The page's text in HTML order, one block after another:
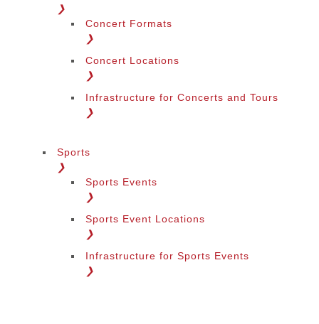
❯
Concert Formats
❯
Concert Locations
❯
Infrastructure for Concerts and Tours
❯
Sports
❯
Sports Events
❯
Sports Event Locations
❯
Infrastructure for Sports Events
❯